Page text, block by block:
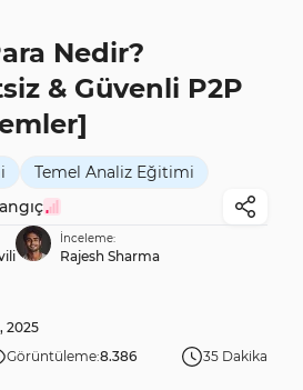
Nedir?
& Güvenli P2P
Temel Analiz Eğitimi
İnceleme:
Rajesh Sharma
2025
Görüntüleme:8.386 35 Dakika